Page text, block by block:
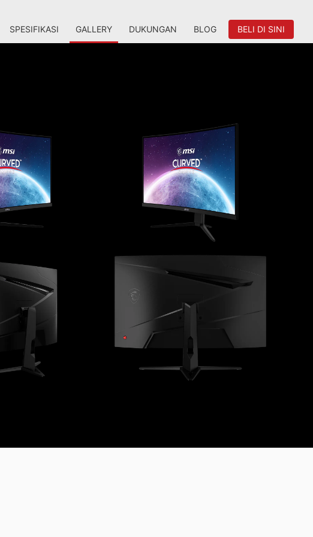
SPESIFIKASI GALLERY DUKUNGAN BLOG BELI DI SINI